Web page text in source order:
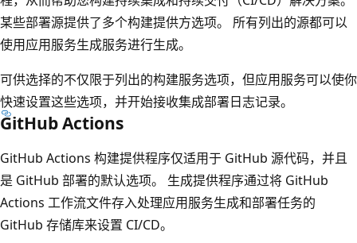
某些部署源提供了多个构建提供方选项。 所有列出的源都可以
使用应用服务生成服务进行生成。
可供选择的不仅限于列出的构建服务选项，但应用服务可以使你
快速设置这些选项，并开始接收集成部署日志记录。
GitHub Actions
GitHub Actions 构建提供程序仅适用于 GitHub 源代码，并且
是 GitHub 部署的默认选项。 生成提供程序通过将 GitHub
Actions 工作流文件存入处理应用服务生成和部署任务的
GitHub 存储库来设置 CI/CD。